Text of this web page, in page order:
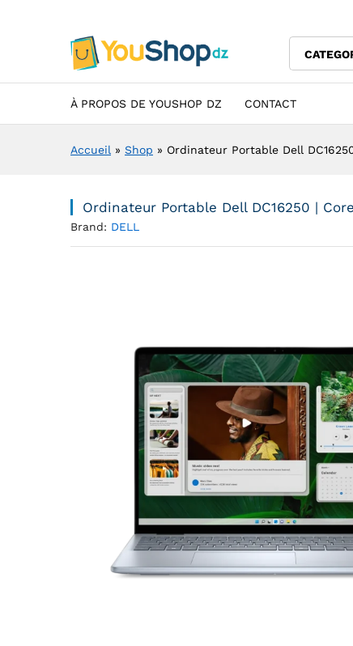
À PROPOS DE YOUSHOP DZ CONTACT
Accueil » Shop » Ordinateur Portable Dell
Ordinateur Portable Dell DC16250 |
Brand: DELL
Avis (0)